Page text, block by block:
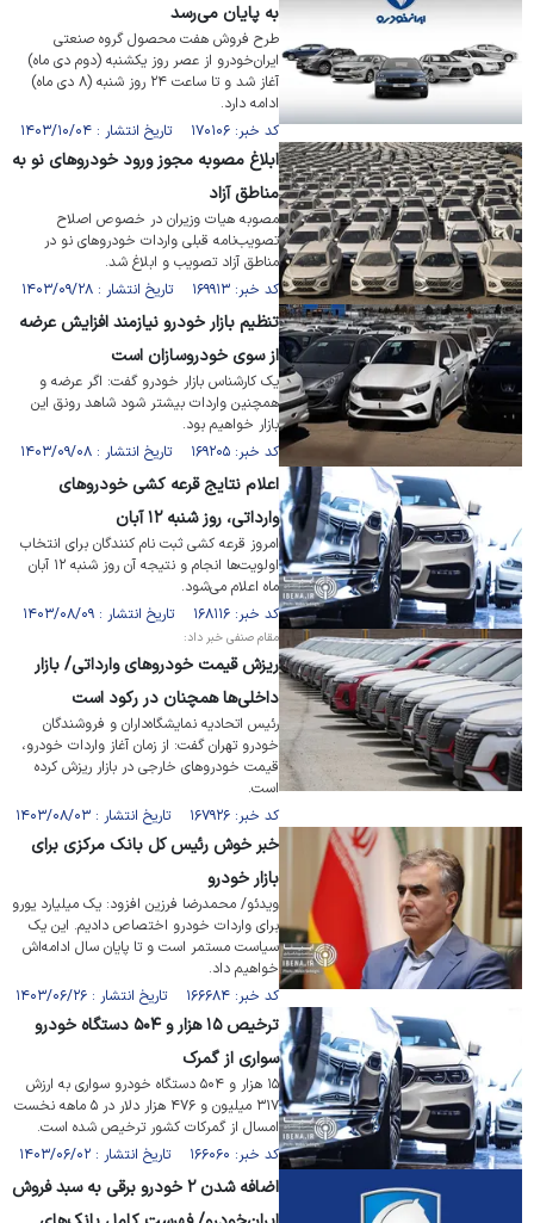
به پایان می‌رسد
طرح فروش هفت محصول گروه صنعتی
ایران‌خودرو از عصر روز یکشنبه (دوم دی ماه)
آغاز شد و تا ساعت ۲۴ روز شنبه (۸ دی ماه)
ادامه دارد.
کد خبر: ۱۷۰۱۰۶ تاریخ انتشار : ۱۴۰۳/۱۰/۰۴
ابلاغ مصوبه مجوز ورود خودرو‌های نو به
مناطق آزاد
مصوبه هیات وزیران در خصوص اصلاح
تصویب‌نامه قبلی واردات خودرو‌های نو در
مناطق آزاد تصویب و ابلاغ شد.
کد خبر: ۱۶۹۹۱۳ تاریخ انتشار : ۱۴۰۳/۰۹/۲۸
تنظیم بازار خودرو نیازمند افزایش عرضه
از سوی خودروسازان است
یک کارشناس بازار خودرو گفت: اگر عرضه و
همچنین واردات بیشتر شود شاهد رونق این
بازار خواهیم بود.
کد خبر: ۱۶۹۲۰۵ تاریخ انتشار : ۱۴۰۳/۰۹/۰۸
اعلام نتایج قرعه کشی خودرو‌های
وارداتی، روز شنبه ۱۲ آبان
امروز قرعه کشی ثبت نام کنندگان برای انتخاب
اولویت‌ها انجام و نتیجه آن روز شنبه ۱۲ آبان
ماه اعلام می‌شود.
کد خبر: ۱۶۸۱۱۶ تاریخ انتشار : ۱۴۰۳/۰۸/۰۹
مقام صنفی خبر داد:
ریزش قیمت خودرو‌های وارداتی/ بازار
داخلی‌ها همچنان در رکود است
رئیس اتحادیه نمایشگاه‌داران و فروشندگان
خودرو تهران گفت: از زمان آغاز واردات خودرو،
قیمت خودروهای خارجی در بازار ریزش کرده
است.
کد خبر: ۱۶۷۹۲۶ تاریخ انتشار : ۱۴۰۳/۰۸/۰۳
خبر خوش رئیس کل بانک مرکزی برای
بازار خودرو
ویدئو/ محمدرضا فرزین افزود: یک میلیارد یورو
برای واردات خودرو اختصاص دادیم. این یک
سیاست مستمر است و تا پایان سال ادامه‌اش
خواهیم داد.
کد خبر: ۱۶۶۶۸۴ تاریخ انتشار : ۱۴۰۳/۰۶/۲۶
ترخیص ۱۵ هزار و ۵۰۴ دستگاه خودرو
سواری از گمرک
۱۵ هزار و ۵۰۴ دستگاه خودرو سواری به ارزش
۳۱۷ میلیون و ۴۷۶ هزار دلار در ۵ ماهه نخست
امسال از گمرکات کشور ترخیص شده است.
کد خبر: ۱۶۶۰۶۰ تاریخ انتشار : ۱۴۰۳/۰۶/۰۲
اضافه شدن ۲ خودرو برقی به سبد فروش